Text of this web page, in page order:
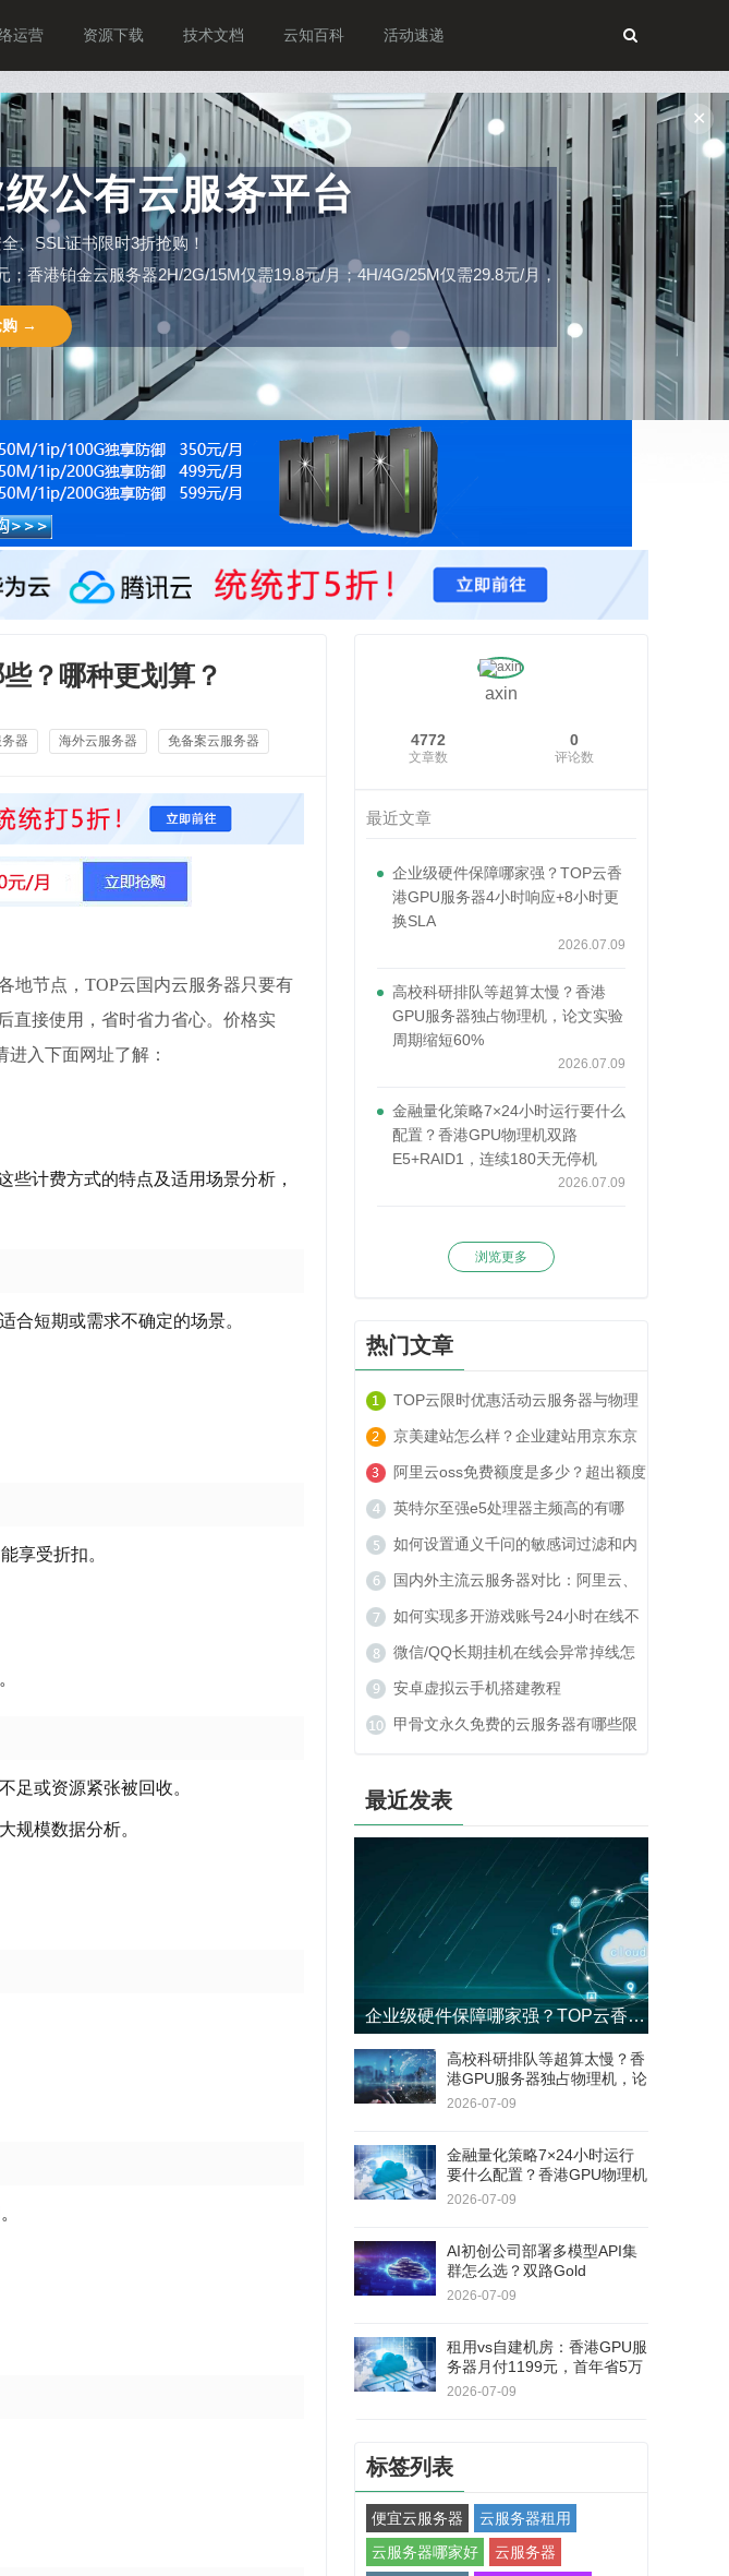
公有云服务平台
、SSL证书限时3折抢购！
香港铂金云服务器2H/2G/15M仅需19.8元/月；4H/4G/25M仅需29.8元/月，
购 →
✕
运营 资源下载 技术文档 云知百科 活动速递
？哪种更划算？
器 海外云服务器 免备案云服务器
地节点，TOP云国内云服务器只要有
直接使用，省时省力省心。价格实
入下面网址了解：
计费方式的特点及适用场景分析，
合短期或需求不确定的场景。
享受折扣。
足或资源紧张被回收。
规模数据分析。
。
axin
4772
文章数
0
评论数
最近文章
企业级硬件保障哪家强？TOP云香
港GPU服务器4小时响应+8小时更
换SLA
2026.07.09
高校科研排队等超算太慢？香港
GPU服务器独占物理机，论文实验
周期缩短60%
2026.07.09
金融量化策略7×24小时运行要什么
配置？香港GPU物理机双路
E5+RAID1，连续180天无停机
2026.07.09
浏览更多
热门文章
TOP云限时优惠活动云服务器与物理
服务器套餐租用推荐
京美建站怎么样？企业建站用京东京
美建站可以吗？
阿里云oss免费额度是多少？超出额度
收费贵吗？
英特尔至强e5处理器主频高的有哪
些？
如何设置通义千问的敏感词过滤和内
容安全策略？
国内外主流云服务器对比：阿里云、
腾讯云、TOP云如何选？
如何实现多开游戏账号24小时在线不
被封号？
微信/QQ长期挂机在线会异常掉线怎
么办？
安卓虚拟云手机搭建教程
甲骨文永久免费的云服务器有哪些限
最近发表
企业级硬件保障哪家强？TOP云香港GPU服务器4小时响应+8小时更换SLA
高校科研排队等超算太慢？香
港GPU服务器独占物理机，论
文实验周期缩短60%
2026-07-09
金融量化策略7×24小时运行
要什么配置？香港GPU物理机
双路E5+RAID1，连续180天
2026-07-09
AI初创公司部署多模型API集
群怎么选？双路Gold
6138+RTX 5060Ti，40核80
2026-07-09
租用vs自建机房：香港GPU服
务器月付1199元，首年省5万
+不用自己修硬件
2026-07-09
标签列表
便宜云服务器
云服务器租用
云服务器哪家好
云服务器